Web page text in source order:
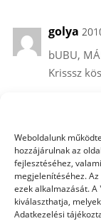
Weboldalunk
hozzájárulnak az
fejlesztéséhez,
megjelenítéséhez.
ezek alkalmazását.
kiválaszthatja,
Adatkezelési
golya
bUBU,
Krisssz
Tudom,
Krisssz
hóeséses
biztosan